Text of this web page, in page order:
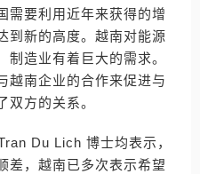
需要利用近年来获得的增
到新的高度。越南对能源
制造业有着巨大的需求。
越南企业的合作来促进与
双方的关系。
Du Lich 博士均表示，
差，越南已多次表示希望